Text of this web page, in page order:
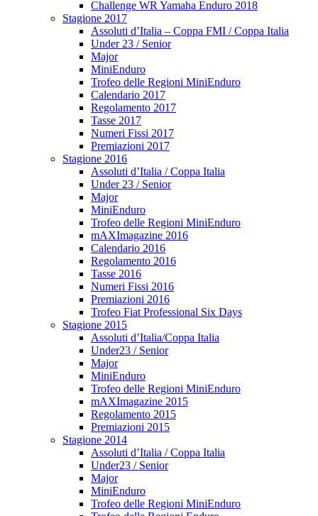
Challenge WR Yamaha Enduro 2018
Stagione 2017
Assoluti d’Italia – Coppa FMI / Coppa Italia
Under 23 / Senior
Major
MiniEnduro
Trofeo delle Regioni MiniEnduro
Calendario 2017
Regolamento 2017
Tasse 2017
Numeri Fissi 2017
Premiazioni 2017
Stagione 2016
Assoluti d’Italia / Coppa Italia
Under 23 / Senior
Major
MiniEnduro
Trofeo delle Regioni MiniEnduro
mAXImagazine 2016
Calendario 2016
Regolamento 2016
Tasse 2016
Numeri Fissi 2016
Premiazioni 2016
Trofeo Fiat Professional Six Days
Stagione 2015
Assoluti d’Italia/Coppa Italia
Under23 / Senior
Major
MiniEnduro
Trofeo delle Regioni MiniEnduro
mAXImagazine 2015
Regolamento 2015
Premiazioni 2015
Stagione 2014
Assoluti d’Italia / Coppa Italia
Under23 / Senior
Major
MiniEnduro
Trofeo delle Regioni MiniEnduro